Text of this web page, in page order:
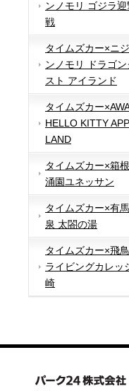
ンノモリ ゴジラ
戦
タイムズカー×ニ
ンノモリ ドラゴン
スト アイランド
タイムズカー
HELLO KITTY
LAND
タイムズカー×箱
涌園ユネッサン
タイムズカー×有
泉 太閤の湯
タイムズカー×飛
ライビングカレッ
崎